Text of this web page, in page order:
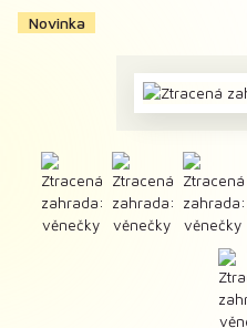
Novinka